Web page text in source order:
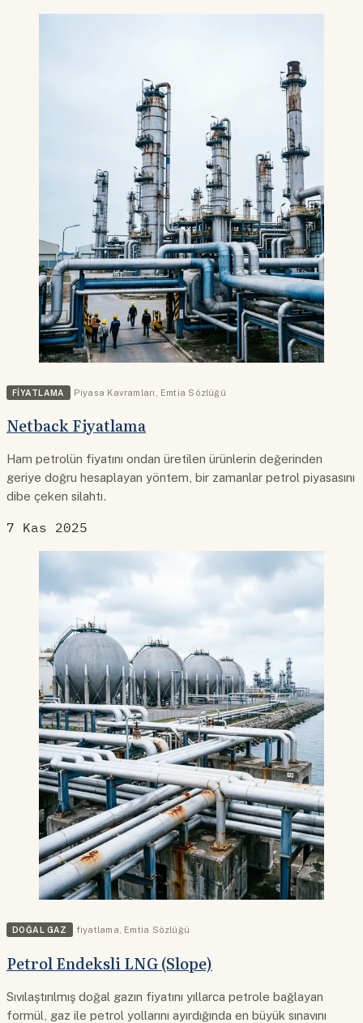
FIYATLAMA Piyasa Kavramları Emtia Sözlüğü
Netback Fiyatlama
Ham petrolün fiyatını ondan üretilen ürünlerin değerinden
geriye doğru hesaplayan yöntem, bir zamanlar petrol piyasasını
dibe çeken silahtı.
7 Kas 2025
DOĞAL GAZ fiyatlama Emtia Sözlüğü
Petrol Endeksli LNG (Slope)
Sıvılaştırılmış doğal gazın fiyatını yıllarca petrole bağlayan
formül, gaz ile petrol yollarını ayırdığında en büyük sınavını